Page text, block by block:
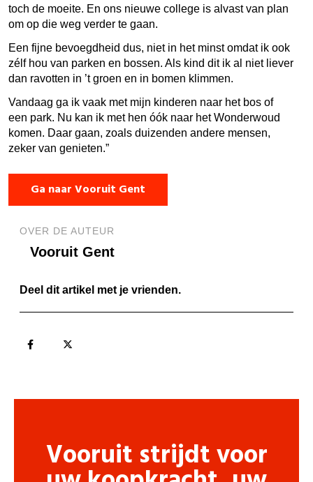
toch de moeite. En ons nieuwe college is alvast van plan
om op die weg verder te gaan.
Een fijne bevoegdheid dus, niet in het minst omdat ik ook
zélf hou van parken en bossen. Als kind dit ik al niet liever
dan ravotten in ’t groen en in bomen klimmen.
Vandaag ga ik vaak met mijn kinderen naar het bos of
een park. Nu kan ik met hen óók naar het Wonderwoud
komen. Daar gaan, zoals duizenden andere mensen,
zeker van genieten.”
Ga naar Vooruit Gent
OVER DE AUTEUR
Vooruit Gent
Deel dit artikel met je vrienden.
Vooruit strijdt voor